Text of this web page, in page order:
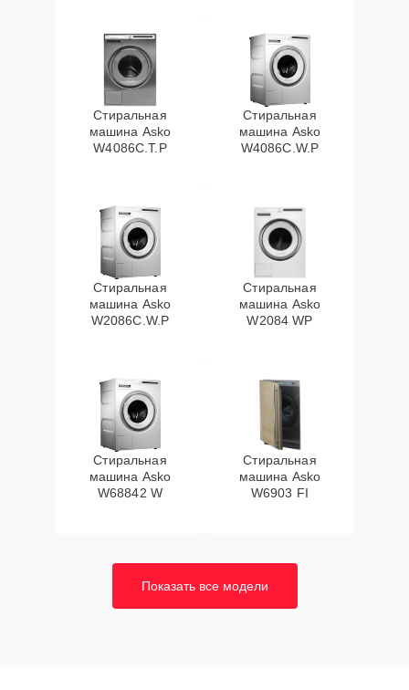
Стиральная
машина Asko
W4086C.T.P
Стиральная
машина Asko
W4086C.W.P
Стиральная
машина Asko
W2086C.W.P
Стиральная
машина Asko
W2084 WP
Стиральная
машина Asko
W68842 W
Стиральная
машина Asko
W6903 FI
Показать все модели